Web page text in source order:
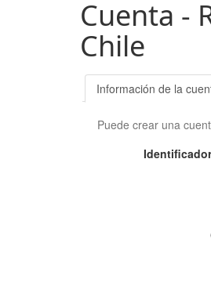
Cuenta -
Chile
Información de la
Puede crear una